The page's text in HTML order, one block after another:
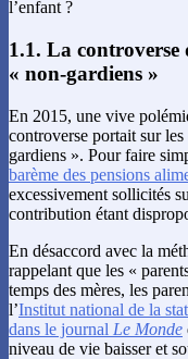
l’enfant ?
1.1. La controverse
« non-gardiens »
En 2015, une vive
controverse portait sur
gardiens ». Pour faire
barème des pensions
excessivement sollicités
contribution étant
En désaccord avec la
rappelant que les «
temps des mères, les
l’Institut national de la
dans le journal Le Monde
niveau de vie baisser et